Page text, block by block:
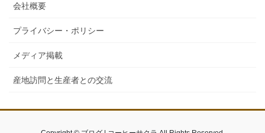
会社概要
プライバシー・ポリシー
メディア掲載
産地訪問と生産者との交流